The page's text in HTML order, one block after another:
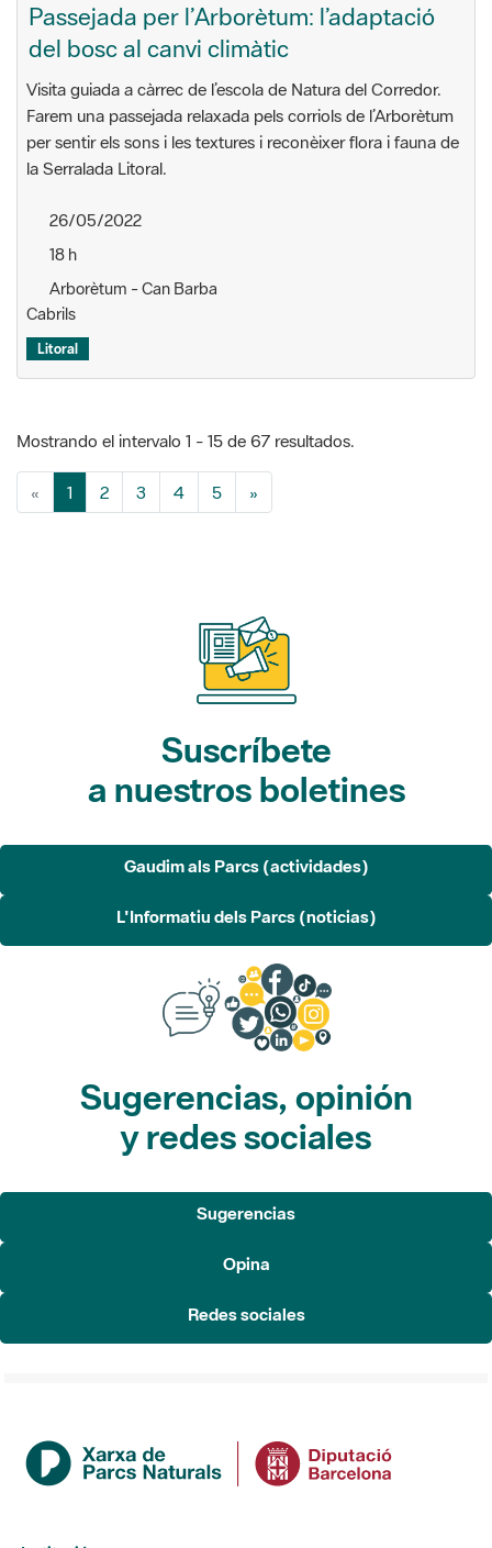
Passejada per l’Arborètum: l’adaptació
del bosc al canvi climàtic
Visita guiada a càrrec de l’escola de Natura del Corredor.
Farem una passejada relaxada pels corriols de l’Arborètum
per sentir els sons i les textures i reconèixer flora i fauna de
la Serralada Litoral.
26/05/2022
18 h
Arborètum - Can Barba
Cabrils
Litoral
Mostrando el intervalo 1 - 15 de 67 resultados.
« 1 2 3 4 5 »
Suscríbete
a nuestros boletines
Gaudim als Parcs (actividades)
L'Informatiu dels Parcs (noticias)
Sugerencias, opinión
y redes sociales
Sugerencias
Opina
Redes sociales